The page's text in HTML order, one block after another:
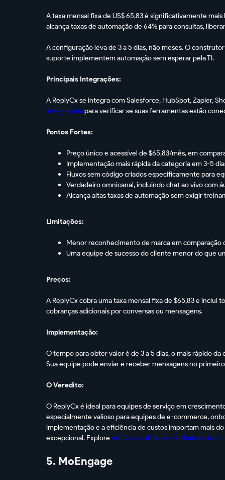
A taxa mensal fixa de US$ 65,83 é significativamente
alcança taxas de automação de 64% para consultas,
A configuração leva de 3 a 5 dias, não meses. O
suporte implementem automação sem esperar pela TI.
Principais Integrações:
A ReplyCx se integra com Salesforce, HubSpot, Zapier,
integraçõespara verificar se suas ferramentas estão
Pontos Fortes:
Preço único e acessível de $65,83/mês, em
Implementação mais rápida da categoria em 3-5
Fluxos sem código criados especificamente para
Verdadeiro omnicanal, incluindo chat ao vivo com
Alcança altas taxas de automação sem exigir
Limitações:
Menor reconhecimento de marca em
Uma equipe de sucesso do cliente menor do que
Preços:
A ReplyCx cobra uma taxa mensal fixa de $65,83 e inclui
cobranças adicionais por conversas ou mensagens.
Implementação:
O tempo para obter valor é de 3 a 5 dias, o mais rápido
Sua equipe pode enviar e receber mensagens no
O Veredito:
O ReplyCx é ideal para equipes de serviço em
especialmente valioso para equipes de e-commerce,
implementação e a eficiência de custos importam mais
excepcional. Explore As funcionalidades de chat ao vivo
5. MoEngage